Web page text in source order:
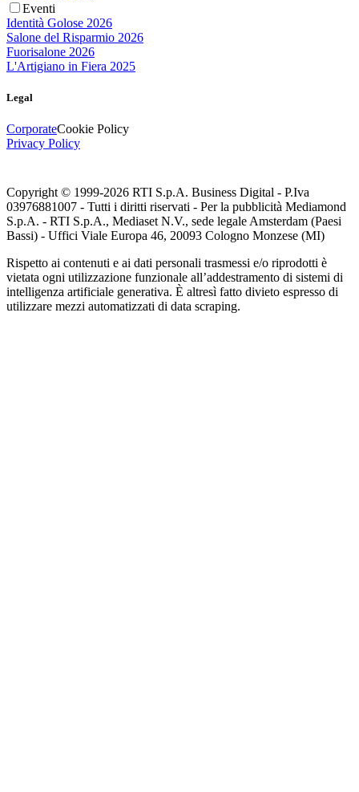
Eventi
Identità Golose 2026
Salone del Risparmio 2026
Fuorisalone 2026
L'Artigiano in Fiera 2025
Legal
CorporateCookie Policy
Privacy Policy
Copyright © 1999-2026 RTI S.p.A. Business Digital - P.Iva
03976881007 - Tutti i diritti riservati - Per la pubblicità Mediamond
S.p.A. - RTI S.p.A., Mediaset N.V., sede legale Amsterdam (Paesi
Bassi) - Uffici Viale Europa 46, 20093 Cologno Monzese (MI)
Rispetto ai contenuti e ai dati personali trasmessi e/o riprodotti è
vietata ogni utilizzazione funzionale all’addestramento di sistemi di
intelligenza artificiale generativa. È altresì fatto divieto espresso di
utilizzare mezzi automatizzati di data scraping.